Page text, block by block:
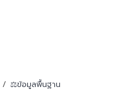
⚖️ข้อมูลพื้นฐาน